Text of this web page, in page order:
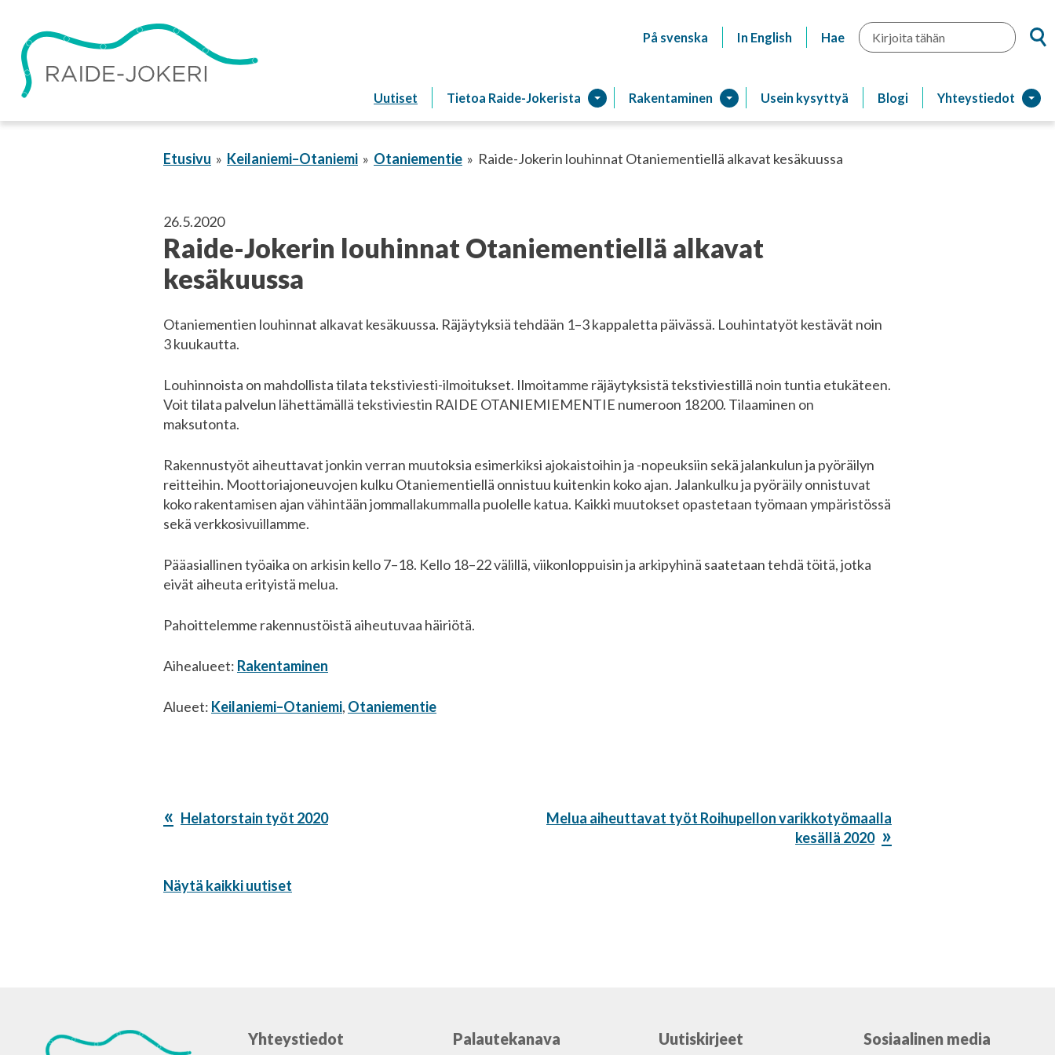
sisältöön
På svenska In English Hae Hae
Uutiset Tietoa Raide-Jokerista Raitiotien
Rakentaminen Usein kysyttyä Blogi Yhteystiedot
Etusivu Keilaniemi–Otaniemi Otaniementie Raide-Jokerin louhinnat Otaniementiellä alkavat kesäkuussa
26.5.2020
Raide-Jokerin louhinnat Otaniementiellä alkavat
kesäkuussa
Otaniementien louhinnat alkavat kesäkuussa. Räjäytyksiä tehdään 1–3 kappaletta päivässä. Louhintatyöt kestävät noin
3 kuukautta.
Louhinnoista on mahdollista tilata tekstiviesti-ilmoitukset. Ilmoitamme räjäytyksistä tekstiviestillä noin tuntia etukäteen.
Voit tilata palvelun lähettämällä tekstiviestin RAIDE OTANIEMIEMENTIE numeroon 18200. Tilaaminen on
maksutonta.
Rakennustyöt aiheuttavat jonkin verran muutoksia esimerkiksi ajokaistoihin ja -nopeuksiin sekä jalankulun ja pyöräilyn
reitteihin. Moottoriajoneuvojen kulku Otaniementiellä onnistuu kuitenkin koko ajan. Jalankulku ja pyöräily onnistuvat
koko rakentamisen ajan vähintään jommallakummalla puolelle katua. Kaikki muutokset opastetaan työmaan ympäristössä
sekä verkkosivuillamme.
Pääasiallinen työaika on arkisin kello 7–18. Kello 18–22 välillä, viikonloppuisin ja arkipyhinä saatetaan tehdä töitä, jotka
eivät aiheuta erityistä melua.
Pahoittelemme rakennustöistä aiheutuvaa häiriötä.
Aihealueet: Rakentaminen
Alueet: Keilaniemi–Otaniemi, Otaniementie
Edellinen
Helatorstain työt 2020
Seuraava
Melua aiheuttavat työt Roihupellon varikkotyömaalla
kesällä 2020
Näytä kaikki uutiset
Yhteystiedot Palautekanava Uutiskirjeet Sosiaalinen media